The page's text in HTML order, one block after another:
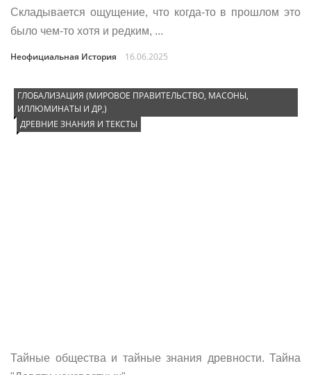
Складывается ощущение, что когда-то в прошлом это
было чем-то хотя и редким, ...
Неофициальная История 16.06.2025
ГЛОБАЛИЗАЦИЯ (МИРОВОЕ ПРАВИТЕЛЬСТВО, МАСОНЫ,
ИЛЛЮМИНАТЫ И ДР,)
ДРЕВНИЕ ЗНАНИЯ И ТЕКСТЫ
Тайные общества и тайные знания древности. Тайна